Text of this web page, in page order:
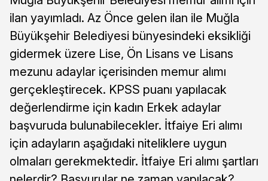
ilan yayımladı. Az Önce gelen ilan ile Muğla
Büyükşehir Belediyesi bünyesindeki eksikliği
gidermek üzere Lise, Ön Lisans ve Lisans
mezunu adaylar içerisinden memur alımı
gerçekleştirecek. KPSS puanı yapılacak
değerlendirme için kadın Erkek adaylar
başvuruda bulunabilecekler. İtfaiye Eri alımı
için adayların aşağıdaki niteliklere uygun
olmaları gerekmektedir. İtfaiye Eri alımı şartları